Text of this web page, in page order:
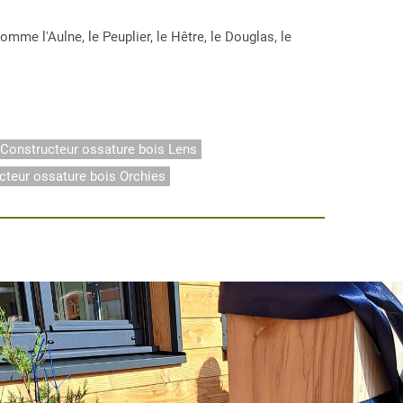
l'Aulne, le Peuplier, le Hêtre, le Douglas, le
Constructeur ossature bois Lens
ossature bois Orchies